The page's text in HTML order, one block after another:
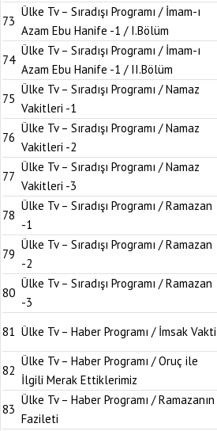
73
Ülke Tv – Sıradışı Programı / İmam-ı
Azam Ebu Hanife -1 / I.Bölüm
74
Ülke Tv – Sıradışı Programı / İmam-ı
Azam Ebu Hanife -1 / II.Bölüm
75
Ülke Tv – Sıradışı Programı / Namaz
Vakitleri -1
76
Ülke Tv – Sıradışı Programı / Namaz
Vakitleri -2
77
Ülke Tv – Sıradışı Programı / Namaz
Vakitleri -3
78
Ülke Tv – Sıradışı Programı / Ramazan
-1
79
Ülke Tv – Sıradışı Programı / Ramazan
-2
80
Ülke Tv – Sıradışı Programı / Ramazan
-3
81 Ülke Tv – Haber Programı / İmsak Vakti
82
Ülke Tv – Haber Programı / Oruç ile
İlgili Merak Ettiklerimiz
83
Ülke Tv – Haber Programı / Ramazanın
Fazileti